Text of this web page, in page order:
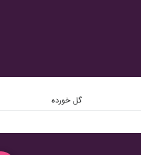
گل خورده